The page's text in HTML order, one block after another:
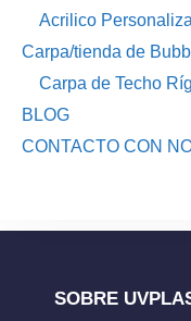
Acrilico
Carpa/tienda de
Carpa de Techo
BLOG
CONTACTO CON
SOBRE